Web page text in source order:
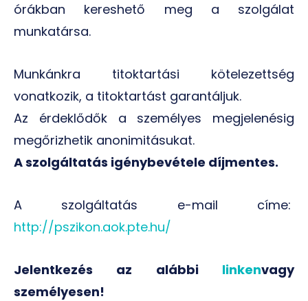
órákban kereshető meg a szolgálat
munkatársa.
Munkánkra titoktartási kötelezettség
vonatkozik, a titoktartást garantáljuk.
Az érdeklődők a személyes megjelenésig
megőrizhetik anonimitásukat.
A szolgáltatás igénybevétele díjmentes.
A szolgáltatás e-mail címe:
http://pszikon.aok.pte.hu/
Jelentkezés az alábbi linkenvagy
személyesen!